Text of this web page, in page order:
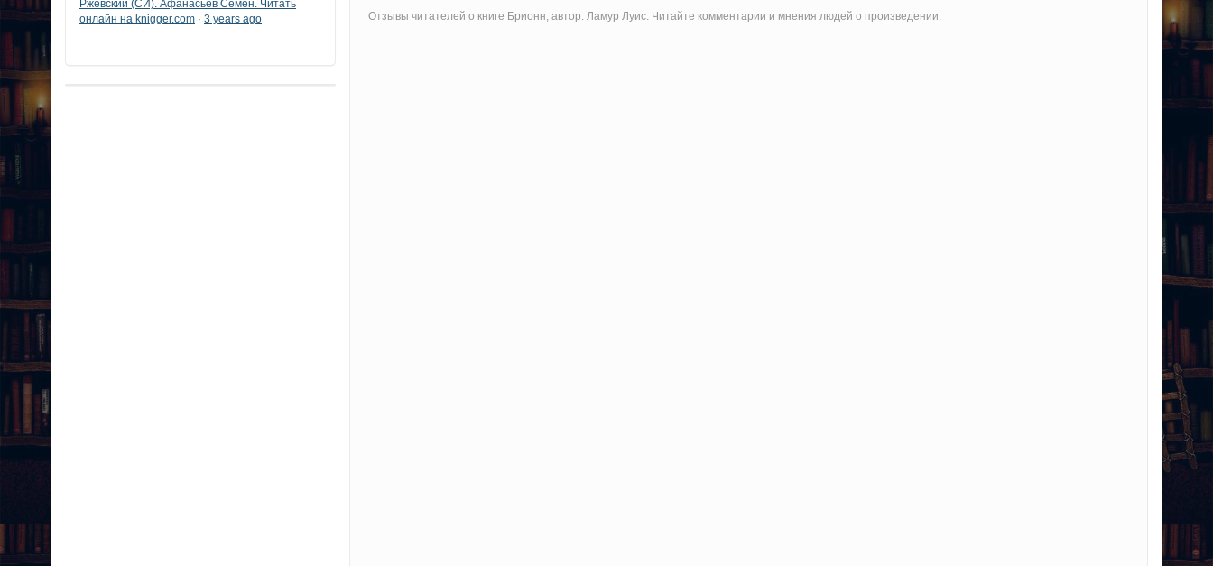
Ржевский (СИ). Афанасьев Семён. Читать
онлайн на knigger.com · 3 years ago Отзывы читателей о книге Брионн, автор: Ламур Луис. Читайте комментарии и мнения людей о произведении.